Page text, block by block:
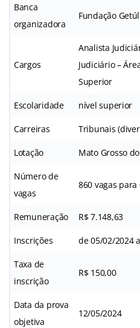
Banca
organizadora
Fundação
Cargos
Analista
Judiciário –
Superior
Escolaridade nível superior
Carreiras Tribunais
Lotação Mato Grosso
Número de
vagas
860 vagas para
Remuneração R$ 7.148,63
Inscrições de 05/02/2024
Taxa de
inscrição
R$ 150,00
Data da prova
objetiva
12/05/2024